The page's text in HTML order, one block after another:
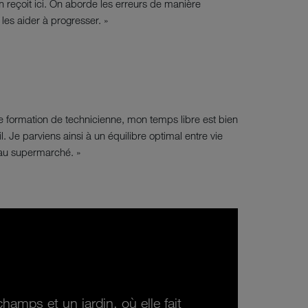
reçoit ici. On aborde les erreurs de manière
aider à progresser. »
de technicienne, mon temps libre est bien
Je parviens ainsi à un équilibre optimal entre vie
supermarché. »
et un jardin, où elle fait